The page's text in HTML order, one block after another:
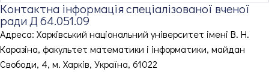
Контактна інформація спеціалізованої вченої
ради Д 64.051.09
Адреса: Харківський національний університет імені В. Н.
Каразіна, факультет математики і інформатики, майдан
Свободи, 4, м. Харків, Україна, 61022